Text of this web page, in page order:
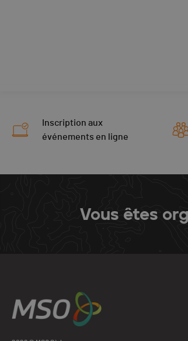
Inscription aux
événements en ligne
Vous êtes